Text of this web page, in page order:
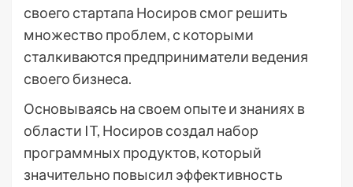
своего стартапа Носиров смог решить
множество проблем, с которыми
сталкиваются предприниматели ведения
своего бизнеса.
Основываясь на своем опыте и знаниях в
области IT, Носиров создал набор
программных продуктов, который
значительно повысил эффективность